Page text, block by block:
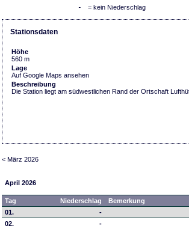
- = kein Niederschlag
Stationsdaten
Höhe
560 m
Lage
Auf Google Maps ansehen
Beschreibung
Die Station liegt am südwestlichen Rand der Ortschaft
< März 2026
April 2026
Tag Niederschlag Bemerkung
01.
-
02.
-